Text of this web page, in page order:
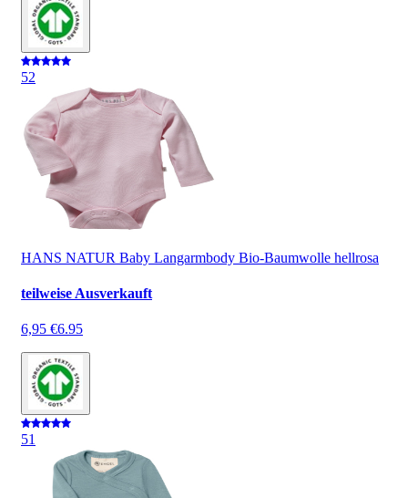
52
HANS NATUR Baby Langarmbody Bio-Baumwolle hellrosa
teilweise Ausverkauft
6,95 €6.95
51